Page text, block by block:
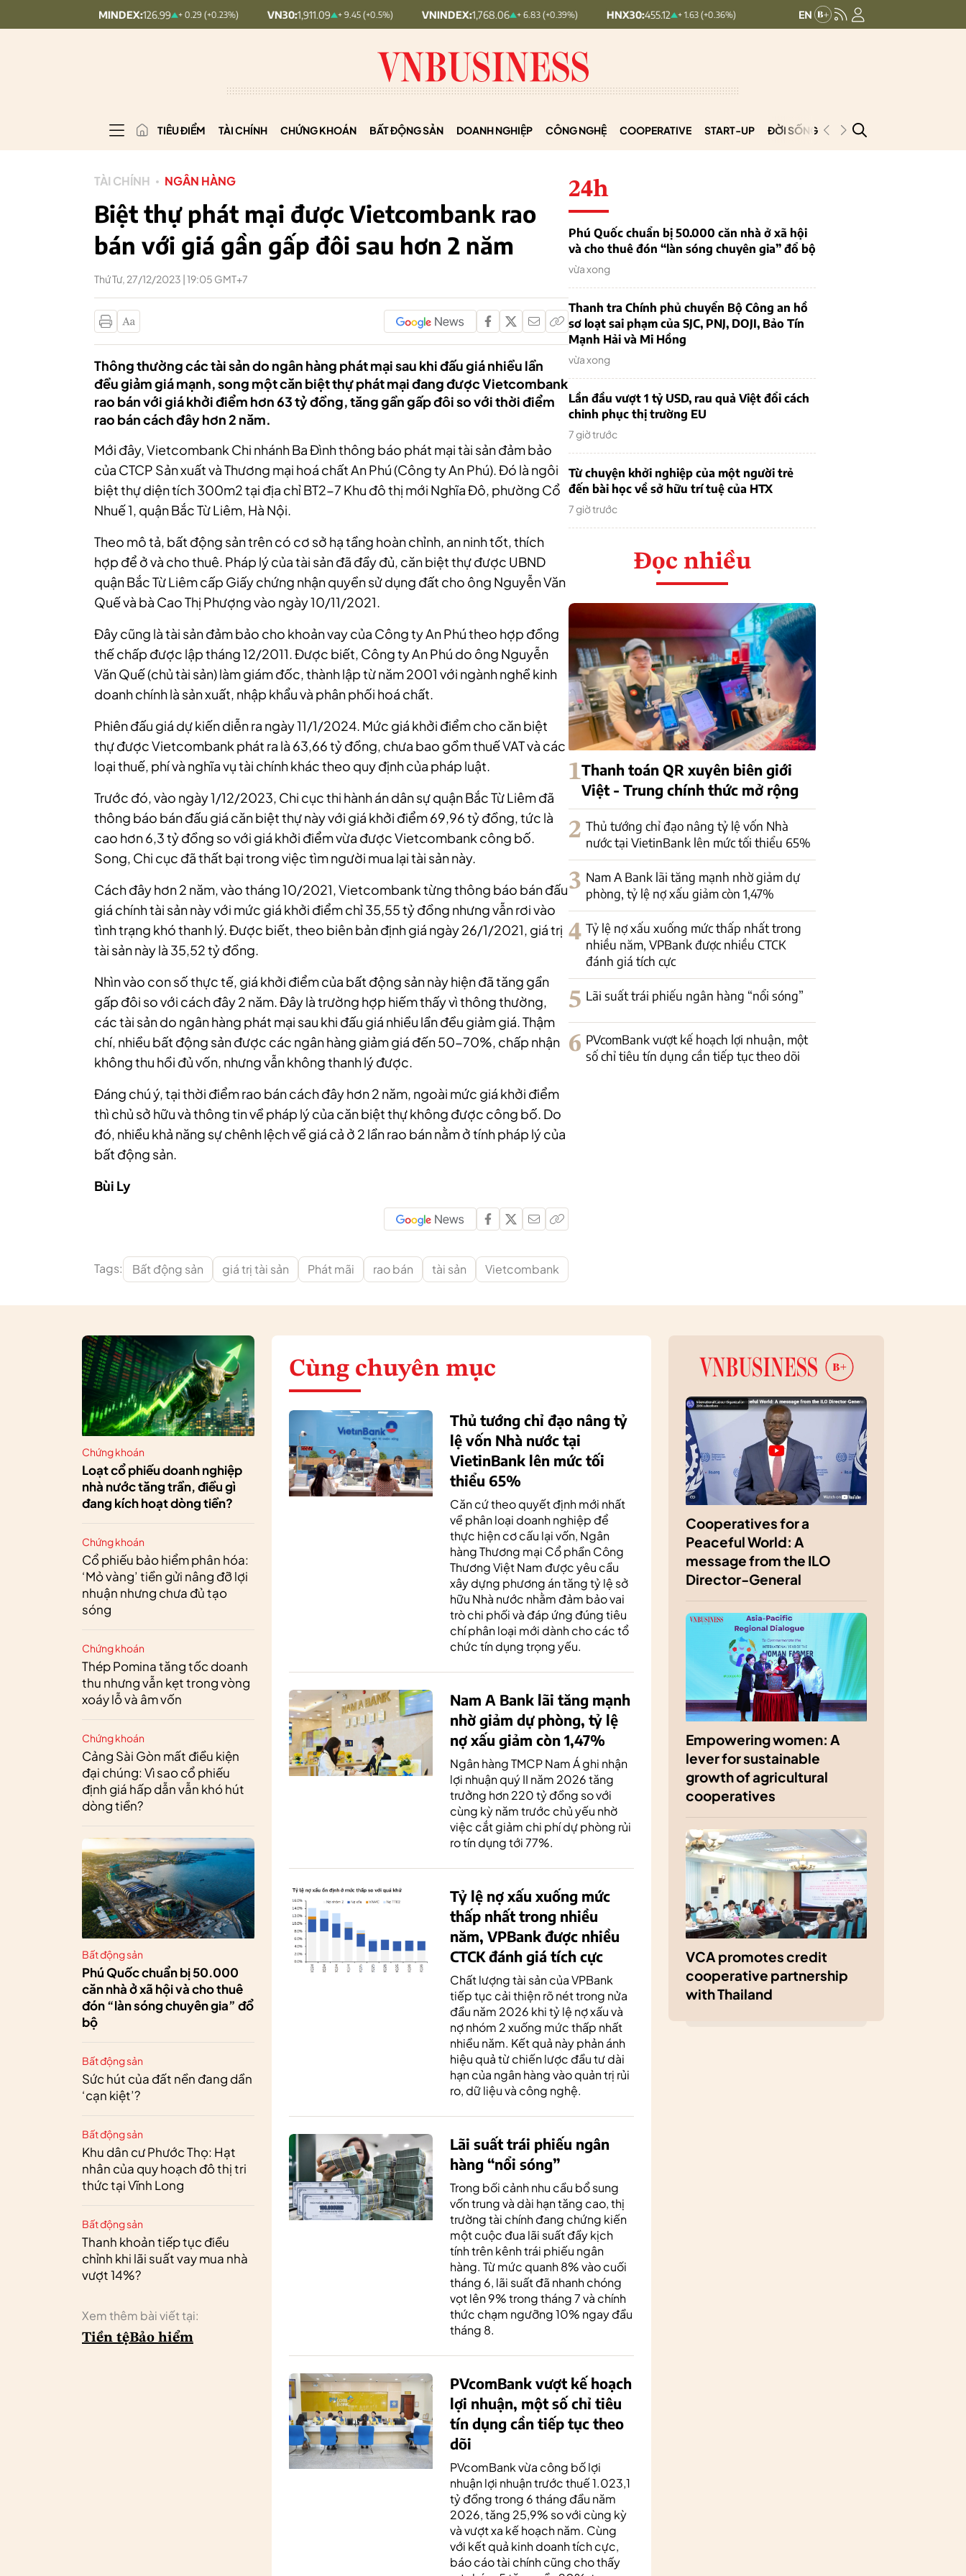
126.99 + 0.29 (+0.23%) VN30:1,911.09 + 9.45 (+0.5%) VNINDEX: 1,768.06 + 6.83 (+0.39%) HNX30: 455.12 + 1.63 (+0.36%) HNXINDEX: + 0.25 (+0.09%)
TIÊU ĐIỂM TÀI CHÍNH CHỨNG KHOÁN BẤT ĐỘNG SẢN DOANH NGHIỆP CÔNG NGHỆ COOPERATIVE START-UP ĐỜI SỐNG PODCAST
TÀI CHÍNH NGÂN HÀNG
Biệt thự phát mại được Vietcombank rao
bán với giá gần gấp đôi sau hơn 2 năm
Thứ Tư, 27/12/2023 | 19:05 GMT+7
Thông thường các tài sản do ngân hàng phát mại sau khi đấu giá nhiều lần
đều giảm giá mạnh, song một căn biệt thự phát mại đang được Vietcombank
rao bán với giá khởi điểm hơn 63 tỷ đồng, tăng gần gấp đôi so với thời điểm
rao bán cách đây hơn 2 năm.
Mới đây, Vietcombank Chi nhánh Ba Đình thông báo phát mại tài sản đảm bảo
của CTCP Sản xuất và Thương mại hoá chất An Phú (Công ty An Phú). Đó là ngôi
biệt thự diện tích 300m2 tại địa chỉ BT2-7 Khu đô thị mới Nghĩa Đô, phường Cổ
Nhuế 1, quận Bắc Từ Liêm, Hà Nội.
Theo mô tả, bất động sản trên có cơ sở hạ tầng hoàn chỉnh, an ninh tốt, thích
hợp để ở và cho thuê. Pháp lý của tài sản đã đầy đủ, căn biệt thự được UBND
quận Bắc Từ Liêm cấp Giấy chứng nhận quyền sử dụng đất cho ông Nguyễn Văn
Quế và bà Cao Thị Phượng vào ngày 10/11/2021.
Đây cũng là tài sản đảm bảo cho khoản vay của Công ty An Phú theo hợp đồng
thế chấp được lập tháng 12/2011. Được biết, Công ty An Phú do ông Nguyễn
Văn Quế (chủ tài sản) làm giám đốc, thành lập từ năm 2001 với ngành nghề kinh
doanh chính là sản xuất, nhập khẩu và phân phối hoá chất.
Phiên đấu giá dự kiến diễn ra ngày 11/1/2024. Mức giá khởi điểm cho căn biệt
thự được Vietcombank phát ra là 63,66 tỷ đồng, chưa bao gồm thuế VAT và các
loại thuế, phí và nghĩa vụ tài chính khác theo quy định của pháp luật.
Trước đó, vào ngày 1/12/2023, Chi cục thi hành án dân sự quận Bắc Từ Liêm đã
thông báo bán đấu giá căn biệt thự này với giá khởi điểm 69,96 tỷ đồng, tức là
cao hơn 6,3 tỷ đồng so với giá khởi điểm vừa được Vietcombank công bố.
Song, Chi cục đã thất bại trong việc tìm người mua lại tài sản này.
Cách đây hơn 2 năm, vào tháng 10/2021, Vietcombank từng thông báo bán đấu
giá chính tài sản này với mức giá khởi điểm chỉ 35,55 tỷ đồng nhưng vẫn rơi vào
tình trạng khó thanh lý. Được biết, theo biên bản định giá ngày 26/1/2021, giá trị
tài sản này là 35,52 tỷ đồng.
Nhìn vào con số thực tế, giá khởi điểm của bất động sản này hiện đã tăng gần
gấp đôi so với cách đây 2 năm. Đây là trường hợp hiếm thấy vì thông thường,
các tài sản do ngân hàng phát mại sau khi đấu giá nhiều lần đều giảm giá. Thậm
chí, nhiều bất động sản được các ngân hàng giảm giá đến 50-70%, chấp nhận
không thu hồi đủ vốn, nhưng vẫn không thanh lý được.
Đáng chú ý, tại thời điểm rao bán cách đây hơn 2 năm, ngoài mức giá khởi điểm
thì chủ sở hữu và thông tin về pháp lý của căn biệt thự không được công bố. Do
đó, nhiều khả năng sự chênh lệch về giá cả ở 2 lần rao bán nằm ở tính pháp lý của
bất động sản.
Bùi Ly
Tags: Bất động sản giá trị tài sản Phát mãi rao bán tài sản Vietcombank
24h
Phú Quốc chuẩn bị 50.000 căn nhà ở xã hội
và cho thuê đón “làn sóng chuyên gia” đổ bộ
vừa xong
Thanh tra Chính phủ chuyển Bộ Công an hồ
sơ loạt sai phạm của SJC, PNJ, DOJI, Bảo Tín
Mạnh Hải và Mi Hồng
vừa xong
Lần đầu vượt 1 tỷ USD, rau quả Việt đổi cách
chinh phục thị trường EU
7 giờ trước
Từ chuyện khởi nghiệp của một người trẻ
đến bài học về sở hữu trí tuệ của HTX
7 giờ trước
Đọc nhiều
1Thanh toán QR xuyên biên giới
Việt - Trung chính thức mở rộng
2 Thủ tướng chỉ đạo nâng tỷ lệ vốn Nhà
nước tại VietinBank lên mức tối thiểu 65%
3 Nam A Bank lãi tăng mạnh nhờ giảm dự
phòng, tỷ lệ nợ xấu giảm còn 1,47%
4 Tỷ lệ nợ xấu xuống mức thấp nhất trong
nhiều năm, VPBank được nhiều CTCK
đánh giá tích cực
5 Lãi suất trái phiếu ngân hàng “nổi sóng”
6 PVcomBank vượt kế hoạch lợi nhuận, một
số chỉ tiêu tín dụng cần tiếp tục theo dõi
Chứng khoán
Loạt cổ phiếu doanh nghiệp
nhà nước tăng trần, điều gì
đang kích hoạt dòng tiền?
Chứng khoán
Cổ phiếu bảo hiểm phân hóa:
‘Mỏ vàng’ tiền gửi nâng đỡ lợi
nhuận nhưng chưa đủ tạo
sóng
Chứng khoán
Thép Pomina tăng tốc doanh
thu nhưng vẫn kẹt trong vòng
xoáy lỗ và âm vốn
Chứng khoán
Cảng Sài Gòn mất điều kiện
đại chúng: Vì sao cổ phiếu
định giá hấp dẫn vẫn khó hút
dòng tiền?
Bất động sản
Phú Quốc chuẩn bị 50.000
căn nhà ở xã hội và cho thuê
đón “làn sóng chuyên gia” đổ
bộ
Bất động sản
Sức hút của đất nền đang dần
‘cạn kiệt’?
Bất động sản
Khu dân cư Phước Thọ: Hạt
nhân của quy hoạch đô thị tri
thức tại Vĩnh Long
Bất động sản
Thanh khoản tiếp tục điều
chỉnh khi lãi suất vay mua nhà
vượt 14%?
Xem thêm bài viết tại:
Tiền tệBảo hiểm
Cùng chuyên mục
Thủ tướng chỉ đạo nâng tỷ
lệ vốn Nhà nước tại
VietinBank lên mức tối
thiểu 65%
Căn cứ theo quyết định mới nhất
về phân loại doanh nghiệp để
thực hiện cơ cấu lại vốn, Ngân
hàng Thương mại Cổ phần Công
Thương Việt Nam được yêu cầu
xây dựng phương án tăng tỷ lệ sở
hữu Nhà nước nhằm đảm bảo vai
trò chi phối và đáp ứng đúng tiêu
chí phân loại mới dành cho các tổ
chức tín dụng trọng yếu.
Nam A Bank lãi tăng mạnh
nhờ giảm dự phòng, tỷ lệ
nợ xấu giảm còn 1,47%
Ngân hàng TMCP Nam Á ghi nhận
lợi nhuận quý II năm 2026 tăng
trưởng hơn 220 tỷ đồng so với
cùng kỳ năm trước chủ yếu nhờ
việc cắt giảm chi phí dự phòng rủi
ro tín dụng tới 77%.
Tỷ lệ nợ xấu xuống mức
thấp nhất trong nhiều
năm, VPBank được nhiều
CTCK đánh giá tích cực
Chất lượng tài sản của VPBank
tiếp tục cải thiện rõ nét trong nửa
đầu năm 2026 khi tỷ lệ nợ xấu và
nợ nhóm 2 xuống mức thấp nhất
nhiều năm. Kết quả này phản ánh
hiệu quả từ chiến lược đầu tư dài
hạn của ngân hàng vào quản trị rủi
ro, dữ liệu và công nghệ.
Lãi suất trái phiếu ngân
hàng “nổi sóng”
Trong bối cảnh nhu cầu bổ sung
vốn trung và dài hạn tăng cao, thị
trường tài chính đang chứng kiến
một cuộc đua lãi suất đầy kịch
tính trên kênh trái phiếu ngân
hàng. Từ mức quanh 8% vào cuối
tháng 6, lãi suất đã nhanh chóng
vọt lên 9% trong tháng 7 và chính
thức chạm ngưỡng 10% ngay đầu
tháng 8.
PVcomBank vượt kế hoạch
lợi nhuận, một số chỉ tiêu
tín dụng cần tiếp tục theo
dõi
PVcomBank vừa công bố lợi
nhuận lợi nhuận trước thuế 1.023,1
tỷ đồng trong 6 tháng đầu năm
2026, tăng 25,9% so với cùng kỳ
và vượt xa kế hoạch năm. Cùng
với kết quả kinh doanh tích cực,
báo cáo tài chính cũng cho thấy
Cooperatives for a
Peaceful World: A
message from the ILO
Director-General
Empowering women: A
lever for sustainable
growth of agricultural
cooperatives
VCA promotes credit
cooperative partnership
with Thailand